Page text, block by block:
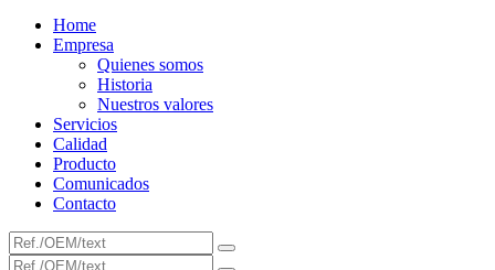
Home
Empresa
Quienes somos
Historia
Nuestros valores
Servicios
Calidad
Producto
Comunicados
Contacto